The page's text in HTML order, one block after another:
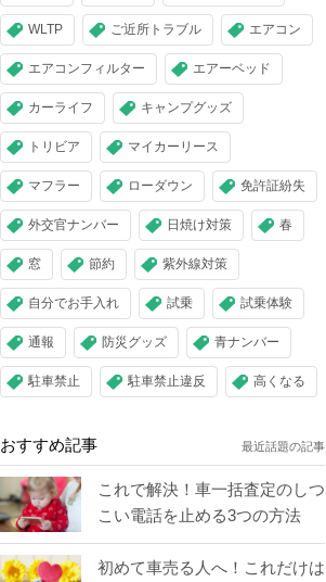
WLTP ご近所トラブル エアコン
エアコンフィルター エアーベッド
カーライフ キャンプグッズ
トリビア マイカーリース
マフラー ローダウン 免許証紛失
外交官ナンバー 日焼け対策 春
窓 節約 紫外線対策
自分でお手入れ 試乗 試乗体験
通報 防災グッズ 青ナンバー
駐車禁止 駐車禁止違反 高くなる
おすすめ記事 最近話題の記事
これで解決！車一括査定のしつ
こい電話を止める3つの方法
初めて車売る人へ！これだけは